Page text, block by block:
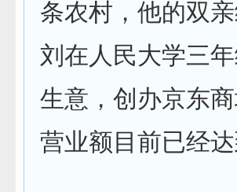
条农村，他的双
刘在人民大学三
生意，创办京东
营业额目前已经